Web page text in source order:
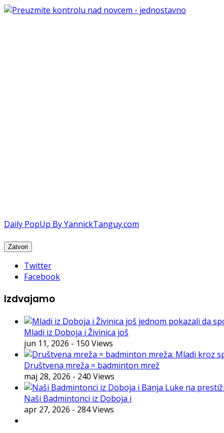
Daily PopUp By YannickTanguy.com
Twitter
Facebook
Izdvajamo
Mladi iz Doboja i Živinica još
jun 11, 2026 - 150 Views
Društvena mreža = badminton mrež
maj 28, 2026 - 240 Views
Naši Badmintonci iz Doboja i
apr 27, 2026 - 284 Views